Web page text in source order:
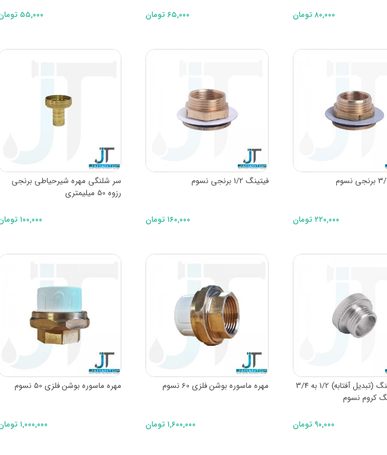
۸۰,۰۰۰ تومان ۶۵,۰۰۰ تومان ۵۵,۰۰۰ تومان
۲۲۰,۰۰۰ تومان
فیتینگ 1/2 برنجی نسوم
۱۶۰,۰۰۰ تومان
سر شلنگی مهره شیرحیاطی برنجی
رزوه 50 میلیمتری
۱۰۰,۰۰۰ تومان
تبدیل شلنگ (تبدیل آفتابه) 1/2 به 3/4
کروم نسوم
۹۰,۰۰۰ تومان
مهره ماسوره بوشن فلزی 60 نسوم
۱,۶۰۰,۰۰۰ تومان
مهره ماسوره بوشن فلزی 50 نسوم
۱,۰۰۰,۰۰۰ تومان